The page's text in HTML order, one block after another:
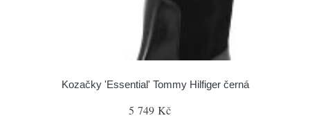
Kozačky 'Essential' Tommy Hilfiger černá
5 749 Kč